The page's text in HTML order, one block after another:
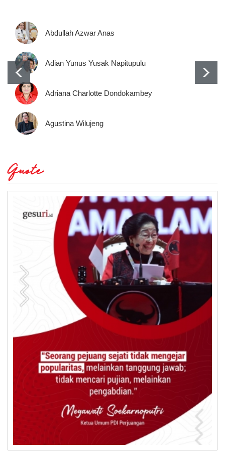
Abdullah Azwar Anas
Adian Yunus Yusak Napitupulu
Adriana Charlotte Dondokambey
Agustina Wilujeng
Quote